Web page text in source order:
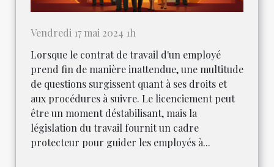
Vendredi 17 mai 2024 1h
Lorsque le contrat de travail d'un employé
prend fin de manière inattendue, une multitude
de questions surgissent quant à ses droits et
aux procédures à suivre. Le licenciement peut
être un moment déstabilisant, mais la
législation du travail fournit un cadre
protecteur pour guider les employés à...